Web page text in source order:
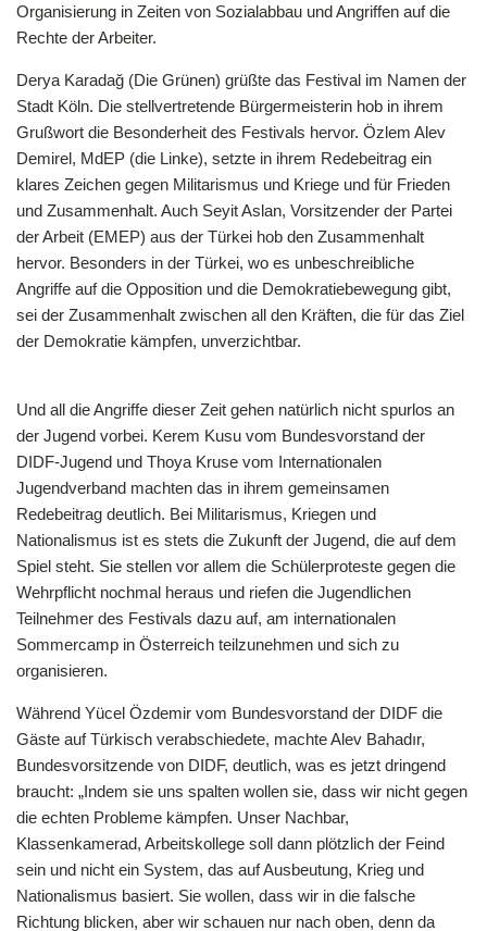
Organisierung in Zeiten von Sozialabbau und Angriffen auf die
Rechte der Arbeiter.
Derya Karadağ (Die Grünen) grüßte das Festival im Namen der
Stadt Köln. Die stellvertretende Bürgermeisterin hob in ihrem
Grußwort die Besonderheit des Festivals hervor. Özlem Alev
Demirel, MdEP (die Linke), setzte in ihrem Redebeitrag ein
klares Zeichen gegen Militarismus und Kriege und für Frieden
und Zusammenhalt. Auch Seyit Aslan, Vorsitzender der Partei
der Arbeit (EMEP) aus der Türkei hob den Zusammenhalt
hervor. Besonders in der Türkei, wo es unbeschreibliche
Angriffe auf die Opposition und die Demokratiebewegung gibt,
sei der Zusammenhalt zwischen all den Kräften, die für das Ziel
der Demokratie kämpfen, unverzichtbar.
Und all die Angriffe dieser Zeit gehen natürlich nicht spurlos an
der Jugend vorbei. Kerem Kusu vom Bundesvorstand der
DIDF-Jugend und Thoya Kruse vom Internationalen
Jugendverband machten das in ihrem gemeinsamen
Redebeitrag deutlich. Bei Militarismus, Kriegen und
Nationalismus ist es stets die Zukunft der Jugend, die auf dem
Spiel steht. Sie stellen vor allem die Schülerproteste gegen die
Wehrpflicht nochmal heraus und riefen die Jugendlichen
Teilnehmer des Festivals dazu auf, am internationalen
Sommercamp in Österreich teilzunehmen und sich zu
organisieren.
Während Yücel Özdemir vom Bundesvorstand der DIDF die
Gäste auf Türkisch verabschiedete, machte Alev Bahadır,
Bundesvorsitzende von DIDF, deutlich, was es jetzt dringend
braucht: „Indem sie uns spalten wollen sie, dass wir nicht gegen
die echten Probleme kämpfen. Unser Nachbar,
Klassenkamerad, Arbeitskollege soll dann plötzlich der Feind
sein und nicht ein System, das auf Ausbeutung, Krieg und
Nationalismus basiert. Sie wollen, dass wir in die falsche
Richtung blicken, aber wir schauen nur nach oben, denn da